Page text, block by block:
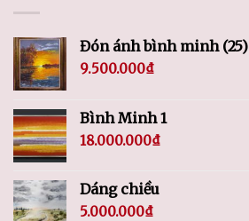
Đón ánh bình minh (25)
9.500.000₫
Bình Minh 1
18.000.000₫
Dáng chiều
5.000.000₫